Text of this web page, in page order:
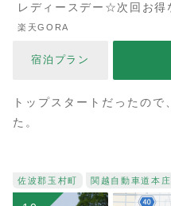
レディースデー☆次回お
楽天GORA
宿泊プラン
トップスタートだったの
た。
佐波郡玉村町 関越自動車道本